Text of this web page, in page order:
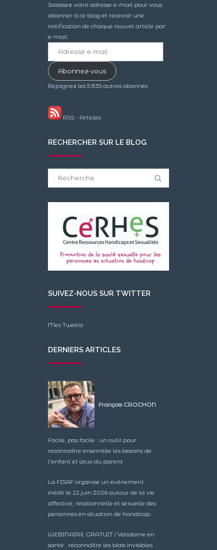
Saisissez votre adresse e-mail pour vous
abonner à ce blog et recevoir une
notification de chaque nouvel article par
e-mail.
mailAbonnez-vous
Rejoignez les 5 835 autres abonnés
RSS - Articles
RECHERCHER SUR LE BLOG
SUIVEZ-NOUS SUR TWITTER
Mes Tweets
DERNIERS ARTICLES
François CROCHON
Facile, pas facile : un outil pour
reconnaître ensemble les besoins de
l’enfant et ceux du parent
La FISAF organise un événement
inédit le 22 juin 2026 autour de la vie
affective, relationnelle et sexuelle des
personnes en situation de handicap.
WEBINAIRE GRATUIT / Validisme en
santé : reconnaître les biais invisibles